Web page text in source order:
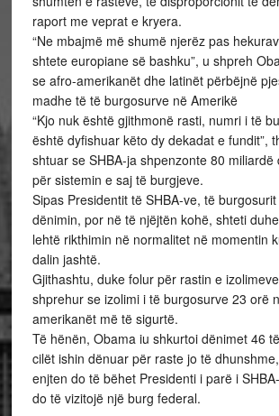
raport me veprat e kryera.
“Ne mbajmë më shumë njerëz pas
shtete europiane së bashku”, u shpreh
se afro-amerikanët dhe latinët përbëjnë
madhe të të burgosurve në Amerikë
“Kjo nuk është gjithmonë rasti, numri i të
është dyfishuar këto dy dekadat e fundit”,
shtuar se SHBA-ja shpenzonte 80 miliardë
për sistemin e saj të burgjeve.
Sipas Presidentit të SHBA-ve, të
dënimin, por në të njëjtën kohë, shteti
lehtë rikthimin në normalitet në momentin
dalin jashtë.
Gjithashtu, duke folur për rastin e
shprehur se izolimi i të burgosurve 23 orë
amerikanët më të sigurtë.
Të hënën, Obama iu shkurtoi dënimet 46
cilët ishin dënuar për raste jo të
enjten do të bëhet Presidenti i parë i
do të vizitojë një burg federal.